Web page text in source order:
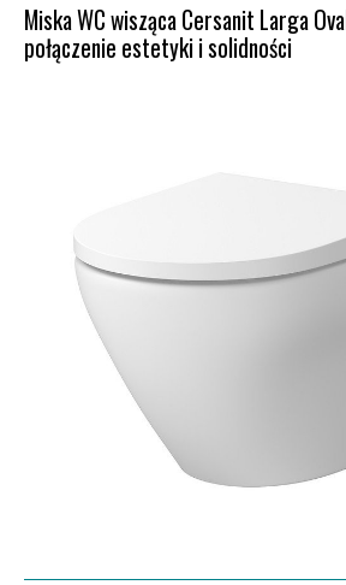
Miska WC wisząca Cersanit Larga
połączenie estetyki i solidności